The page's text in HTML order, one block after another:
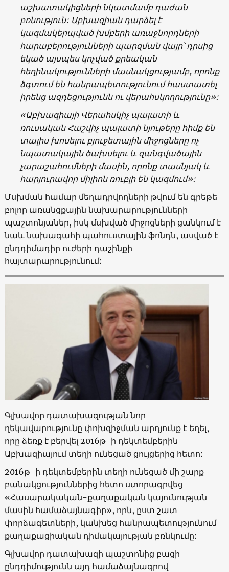
աշխատակիցների նկատմամբ դաժան
բռնություն: Աբխազիան դարձել է
կազմակերպված խմբերի առաջնորդների
հարաբերությունների պարզման վայր՝ դրսից
եկած այսպես կոչված քրեական
հեղինակությունների մասնակցությամբ, որոնք
ձգտում են հանրապետությունում հաստատել
իրենց ազդեցությունն ու վերահսկողությունը»:
«Աբխազիայի Վերահսկիչ պալատի և
ռուսական Հաշվիչ պալատի նյութերը հիմք են
տալիս խոսելու բյուջետային միջոցները ոչ
նպատակային ծախսելու և զանգվածային
չարաշահումների մասին, որոնք տասնյակ և
հարյուրավոր միլիոն ռուբլի են կազմում»:
Մսխման համար մեղադրվողների թվում են գրեթե
բոլոր առանցքային նախարարությունների
պաշտոնյաներ, իսկ մսխված միջոցների ցանկում է
նաև նախագահի պահուստային ֆոնդն, ասված է
ընդդիմադիր ուժերի դաշինքի
հայտարարությունում:
Գլխավոր դատախազության նոր
ղեկավարությունը փոխզիջման արդյունք է եղել,
որը ձեռք է բերվել 2016թ-ի դեկտեմբերին
Աբխազիայում տեղի ունեցած ցույցերից հետո:
2016թ-ի դեկտեմբերին տեղի ունեցած մի շարք
բանակցություններից հետո ստորագրվեց
«Հասարակական-քաղաքական կայունության
մասին համաձայնագիր», որն, ըստ շատ
փորձագետների, կանխեց հանրապետությունում
քաղաքացիական դիմակայության բռնկումը:
Գլխավոր դատախազի պաշտոնից բացի
ընդդիմությունն այդ համաձայնագրով